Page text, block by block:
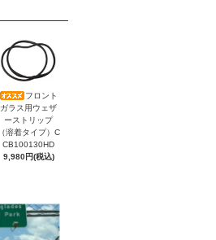
フロント
ガラス用ウェザ
ーストリップ
（溶着タイプ）C
CB100130HD
9,980円(税込)